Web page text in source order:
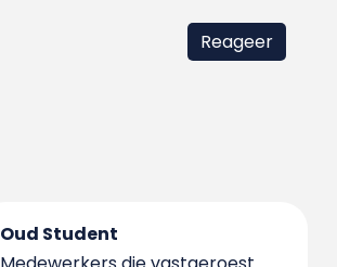
Oud Student